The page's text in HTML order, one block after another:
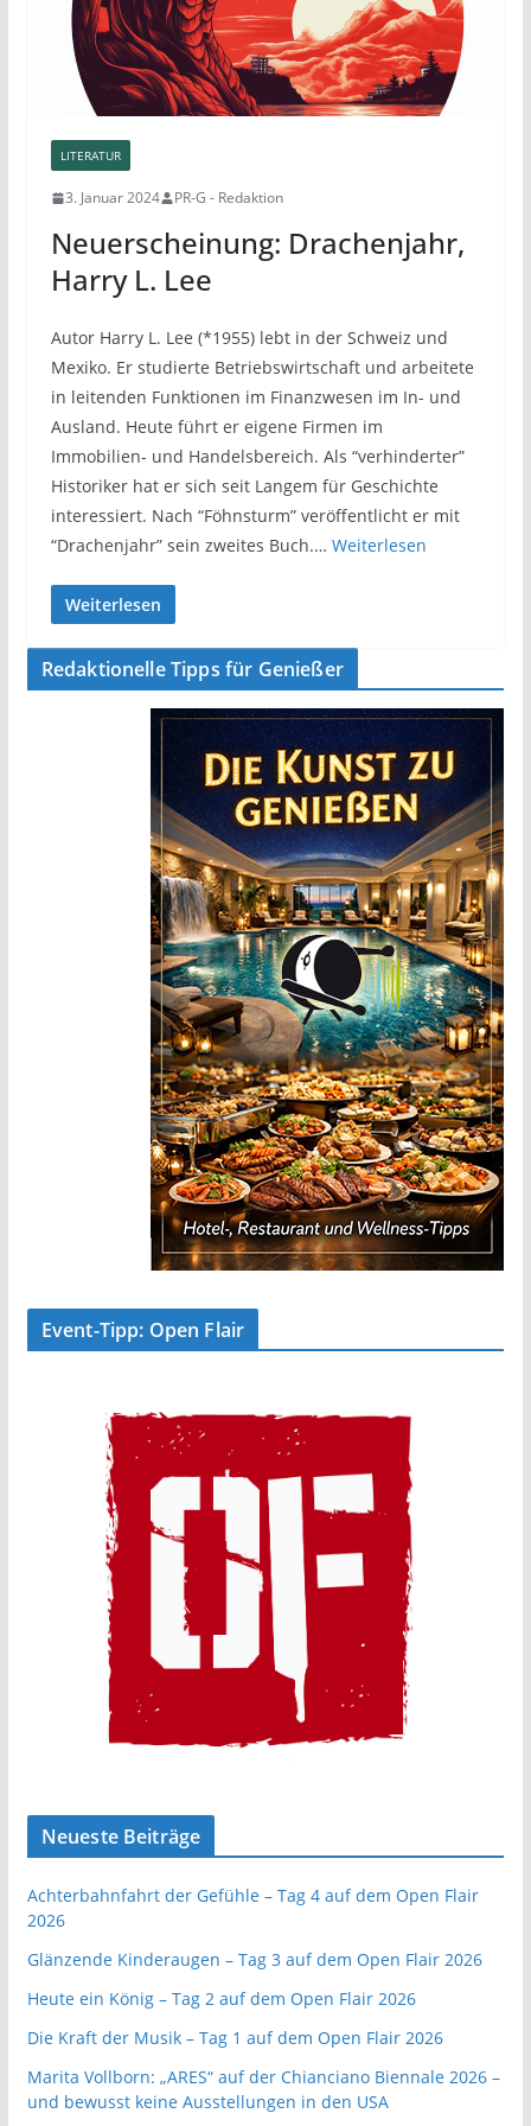
LITERATUR
3. Januar 2024 PR-G - Redaktion
Neuerscheinung: Drachenjahr,
Harry L. Lee
Autor Harry L. Lee (*1955) lebt in der Schweiz und
Mexiko. Er studierte Betriebswirtschaft und arbeitete
in leitenden Funktionen im Finanzwesen im In- und
Ausland. Heute führt er eigene Firmen im
Immobilien- und Handelsbereich. Als “verhinderter”
Historiker hat er sich seit Langem für Geschichte
interessiert. Nach “Föhnsturm” veröffentlicht er mit
“Drachenjahr” sein zweites Buch.… Weiterlesen
Weiterlesen
Redaktionelle Tipps für Genießer
Event-Tipp: Open Flair
Neueste Beiträge
Achterbahnfahrt der Gefühle – Tag 4 auf dem Open Flair
2026
Glänzende Kinderaugen – Tag 3 auf dem Open Flair 2026
Heute ein König – Tag 2 auf dem Open Flair 2026
Die Kraft der Musik – Tag 1 auf dem Open Flair 2026
Marita Vollborn: „ARES“ auf der Chianciano Biennale 2026 –
und bewusst keine Ausstellungen in den USA